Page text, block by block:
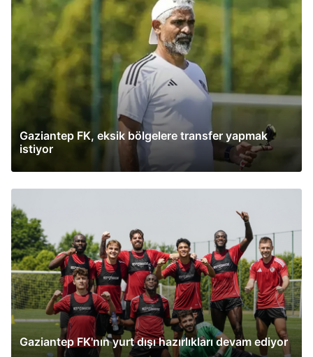
Gaziantep FK, eksik bölgelere transfer yapmak
istiyor
Gaziantep FK'nın yurt dışı hazırlıkları devam ediyor